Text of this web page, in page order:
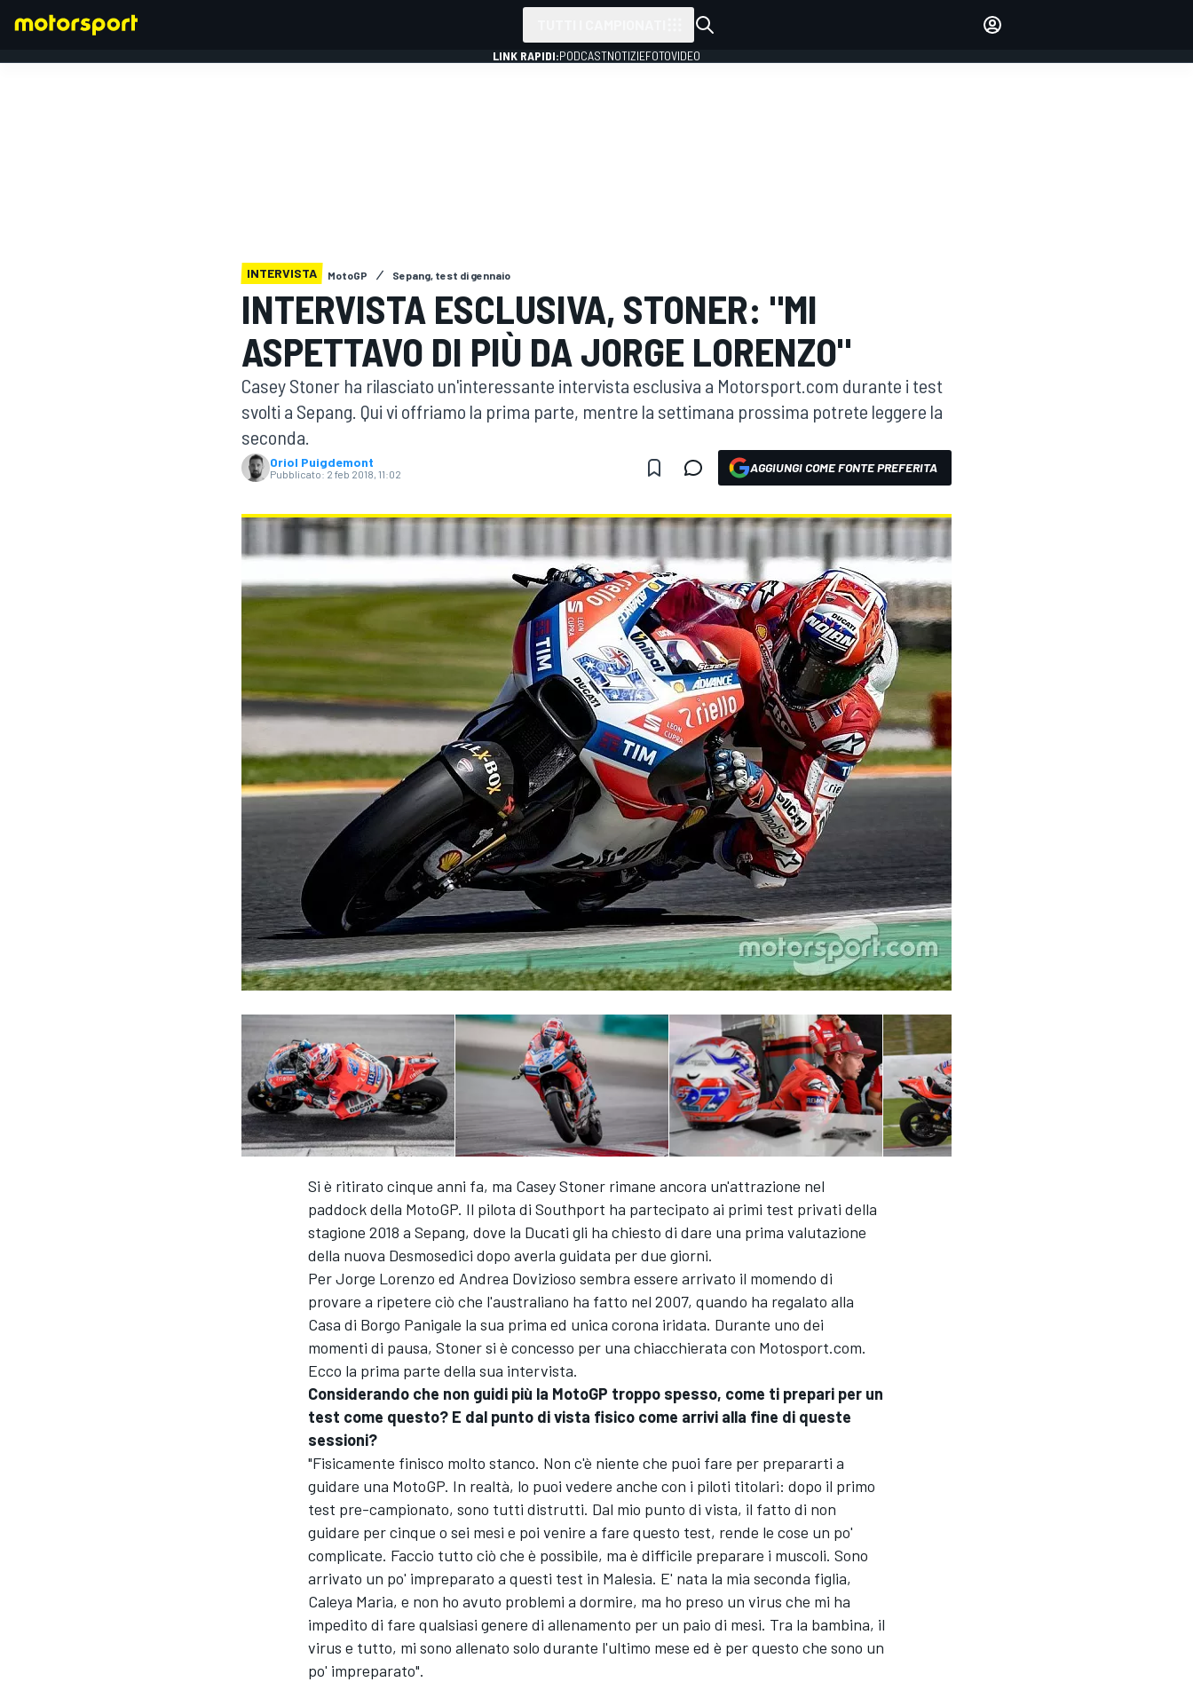
WEC
ACCEDI
LINK RAPIDI:PODCASTNOTIZIEFOTOVIDEO
INTERVISTA MotoGP Sepang, test di gennaio
INTERVISTA ESCLUSIVA, STONER: "MI
ASPETTAVO DI PIÙ DA JORGE LORENZO"
Casey Stoner ha rilasciato un'interessante intervista esclusiva a Motorsport.com durante i test
svolti a Sepang. Qui vi offriamo la prima parte, mentre la settimana prossima potrete leggere la
seconda.
Oriol Puigdemont
Pubblicato: 2 feb 2018, 11:02 AGGIUNGI COME FONTE PREFERITA
Si è ritirato cinque anni fa, ma Casey Stoner rimane ancora un'attrazione nel
paddock della MotoGP. Il pilota di Southport ha partecipato ai primi test privati della
stagione 2018 a Sepang, dove la Ducati gli ha chiesto di dare una prima valutazione
della nuova Desmosedici dopo averla guidata per due giorni.
Per Jorge Lorenzo ed Andrea Dovizioso sembra essere arrivato il momendo di
provare a ripetere ciò che l'australiano ha fatto nel 2007, quando ha regalato alla
Casa di Borgo Panigale la sua prima ed unica corona iridata. Durante uno dei
momenti di pausa, Stoner si è concesso per una chiacchierata con Motosport.com.
Ecco la prima parte della sua intervista.
Considerando che non guidi più la MotoGP troppo spesso, come ti prepari per un
test come questo? E dal punto di vista fisico come arrivi alla fine di queste
sessioni?
"Fisicamente finisco molto stanco. Non c'è niente che puoi fare per prepararti a
guidare una MotoGP. In realtà, lo puoi vedere anche con i piloti titolari: dopo il primo
test pre-campionato, sono tutti distrutti. Dal mio punto di vista, il fatto di non
guidare per cinque o sei mesi e poi venire a fare questo test, rende le cose un po'
complicate. Faccio tutto ciò che è possibile, ma è difficile preparare i muscoli. Sono
arrivato un po' impreparato a questi test in Malesia. E' nata la mia seconda figlia,
Caleya Maria, e non ho avuto problemi a dormire, ma ho preso un virus che mi ha
impedito di fare qualsiasi genere di allenamento per un paio di mesi. Tra la bambina, il
virus e tutto, mi sono allenato solo durante l'ultimo mese ed è per questo che sono un
po' impreparato".